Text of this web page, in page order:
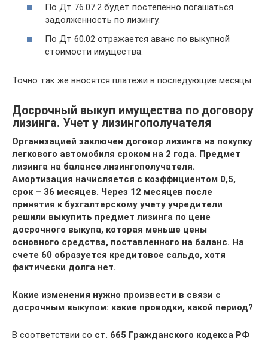
По Дт 76.07.2 будет постепенно погашаться
задолженность по лизингу.
По Дт 60.02 отражается аванс по выкупной
стоимости имущества.
Точно так же вносятся платежи в последующие месяцы.
Досрочный выкуп имущества по договору
лизинга. Учет у лизингополучателя
Организацией заключен договор лизинга на покупку
легкового автомобиля сроком на 2 года. Предмет
лизинга на балансе лизингополучателя.
Амортизация начисляется с коэффициентом 0,5,
срок – 36 месяцев. Через 12 месяцев после
принятия к бухгалтерскому учету учредители
решили выкупить предмет лизинга по цене
досрочного выкупа, которая меньше цены
основного средства, поставленного на баланс. На
счете 60 образуется кредитовое сальдо, хотя
фактически долга нет.
Какие изменения нужно произвести в связи с
досрочным выкупом: какие проводки, какой период?
В соответствии со ст. 665 Гражданского кодекса РФ